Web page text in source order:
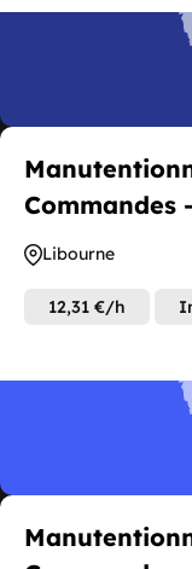
Commandes
Libourne
12,31 €/h